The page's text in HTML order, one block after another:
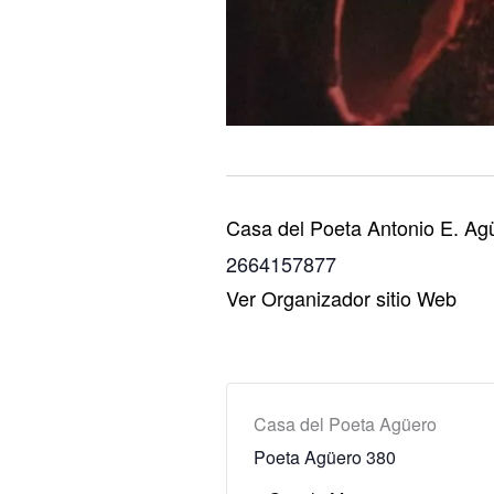
Casa del Poeta Antonio E.
2664157877
Ver Organizador sitio Web
Casa del Poeta Agüero
Poeta Agüero 380